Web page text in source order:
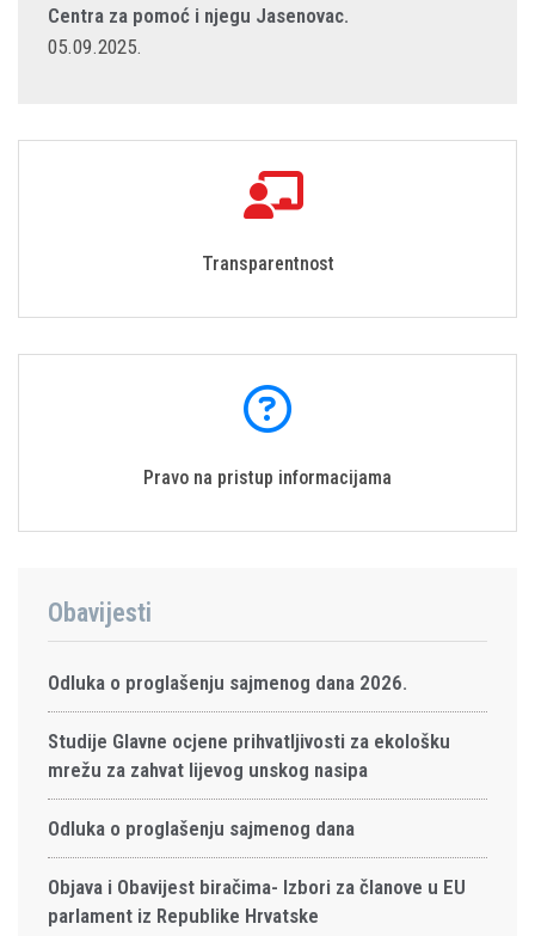
Centra za pomoć i njegu Jasenovac.
05.09.2025.
Transparentnost
Pravo na pristup informacijama
Obavijesti
Odluka o proglašenju sajmenog dana 2026.
Studije Glavne ocjene prihvatljivosti za ekološku
mrežu za zahvat lijevog unskog nasipa
Odluka o proglašenju sajmenog dana
Objava i Obavijest biračima- Izbori za članove u EU
parlament iz Republike Hrvatske